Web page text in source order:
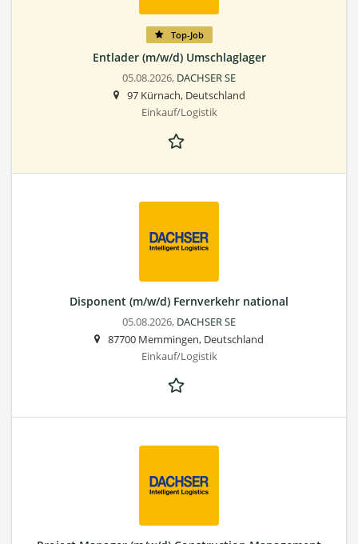
Top-Job
Entlader (m/w/d) Umschlaglager
05.08.2026, DACHSER SE
97 Kürnach, Deutschland
Einkauf/Logistik
Disponent (m/w/d) Fernverkehr national
05.08.2026, DACHSER SE
87700 Memmingen, Deutschland
Einkauf/Logistik